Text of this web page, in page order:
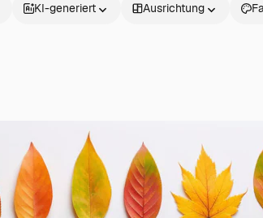
KI-generiert Ausrichtung
Produkte